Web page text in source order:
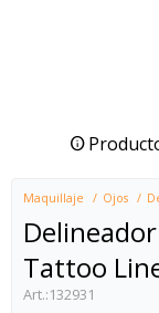
Maquillaje Ojos
Tattoo
132931